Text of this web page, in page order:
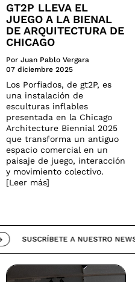
GT2P LLEVA EL
JUEGO A LA BIENAL
DE ARQUITECTURA DE
CHICAGO
Por Juan Pablo Vergara
07 diciembre 2025
Los Porfiados, de gt2P, es
una instalación de
esculturas inflables
presentada en la Chicago
Architecture Biennial 2025
que transforma un antiguo
espacio comercial en un
paisaje de juego, interacción
y movimiento colectivo.
[Leer más]
SUSCRÍBETE A NUESTRO